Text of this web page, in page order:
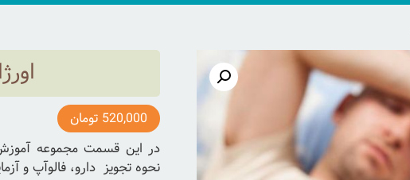
520,000 تومان
در این قسمت مجموعه
نحوه تجویز دارو، فالوآپ و